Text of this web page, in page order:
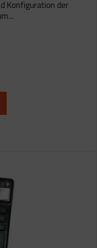
Konfiguration der